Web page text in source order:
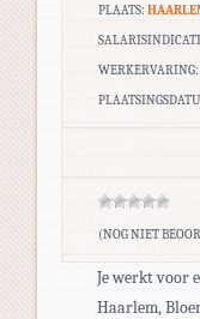
PLAATS:
WERKERVARING:
(NOG NIET
Je werkt voor
Haarlem,